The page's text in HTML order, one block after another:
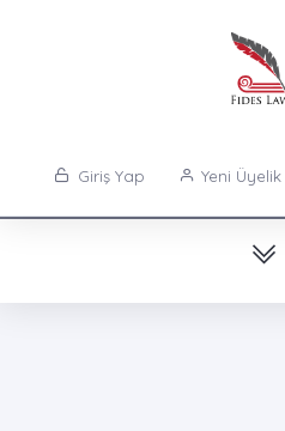
Giriş Yap Yeni Üyelik